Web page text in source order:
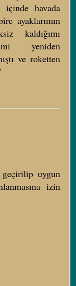
içinde havada
ayaklarımın
kaldığımı
yeniden
ve roketten
geçirilip uygun
izin